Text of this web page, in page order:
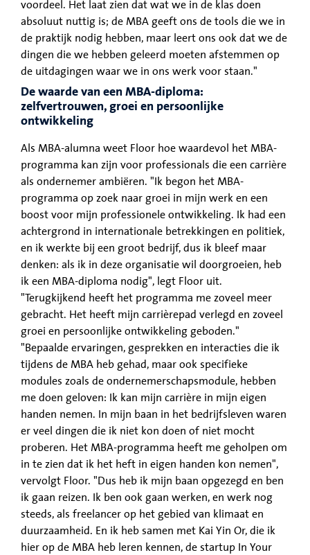
voordeel. Het laat zien dat wat we in de klas doen
absoluut nuttig is; de MBA geeft ons de tools die we in
de praktijk nodig hebben, maar leert ons ook dat we de
dingen die we hebben geleerd moeten afstemmen op
de uitdagingen waar we in ons werk voor staan."
De waarde van een MBA-diploma:
zelfvertrouwen, groei en persoonlijke
ontwikkeling
Als MBA-alumna weet Floor hoe waardevol het MBA-
programma kan zijn voor professionals die een carrière
als ondernemer ambiëren. "Ik begon het MBA-
programma op zoek naar groei in mijn werk en een
boost voor mijn professionele ontwikkeling. Ik had een
achtergrond in internationale betrekkingen en politiek,
en ik werkte bij een groot bedrijf, dus ik bleef maar
denken: als ik in deze organisatie wil doorgroeien, heb
ik een MBA-diploma nodig", legt Floor uit.
"Terugkijkend heeft het programma me zoveel meer
gebracht. Het heeft mijn carrièrepad verlegd en zoveel
groei en persoonlijke ontwikkeling geboden."
"Bepaalde ervaringen, gesprekken en interacties die ik
tijdens de MBA heb gehad, maar ook specifieke
modules zoals de ondernemerschapsmodule, hebben
me doen geloven: Ik kan mijn carrière in mijn eigen
handen nemen. In mijn baan in het bedrijfsleven waren
er veel dingen die ik niet kon doen of niet mocht
proberen. Het MBA-programma heeft me geholpen om
in te zien dat ik het heft in eigen handen kon nemen",
vervolgt Floor. "Dus heb ik mijn baan opgezegd en ben
ik gaan reizen. Ik ben ook gaan werken, en werk nog
steeds, als freelancer op het gebied van klimaat en
duurzaamheid. En ik heb samen met Kai Yin Or, die ik
hier op de MBA heb leren kennen, de startup In Your